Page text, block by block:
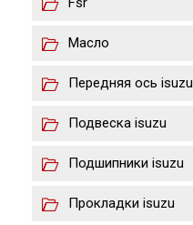
Масло
Передняя ось isuzu
Подвеска isuzu
Подшипники isuzu
Прокладки isuzu